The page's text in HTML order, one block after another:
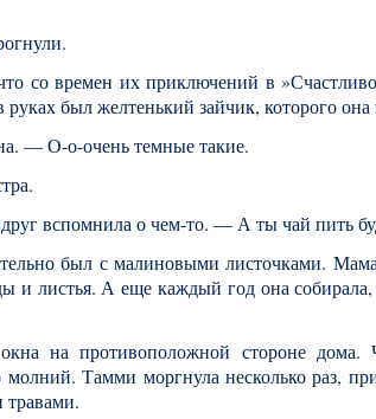
со времен их приключений в
был желтенький зайчик, которого
— О-о-очень темные такие.
вспомнила о чем-то. — А ты чай пить
был с малиновыми листочками. Мама-
и листья. А еще каждый год она
на противоположной стороне дома.
молний. Тамми моргнула несколько раз,